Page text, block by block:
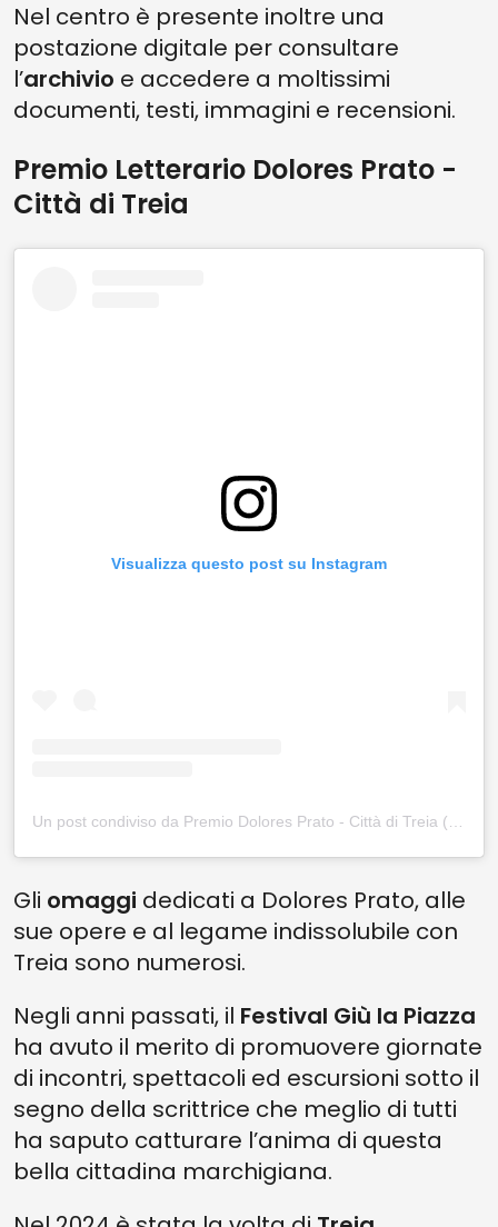
Nel centro è presente inoltre una
postazione digitale per consultare
l’archivio e accedere a moltissimi
documenti, testi, immagini e recensioni.
Premio Letterario Dolores Prato -
Città di Treia
Visualizza questo post su Instagram
Gli omaggi dedicati a Dolores Prato, alle
sue opere e al legame indissolubile con
Treia sono numerosi.
Negli anni passati, il Festival Giù la Piazza
ha avuto il merito di promuovere giornate
di incontri, spettacoli ed escursioni sotto il
segno della scrittrice che meglio di tutti
ha saputo catturare l’anima di questa
bella cittadina marchigiana.